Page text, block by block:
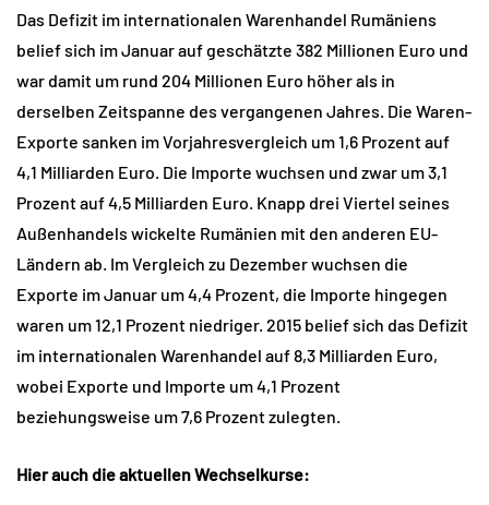
Das Defizit im internationalen Warenhandel Rumäniens
belief sich im Januar auf geschätzte 382 Millionen Euro und
war damit um rund 204 Millionen Euro höher als in
derselben Zeitspanne des vergangenen Jahres. Die Waren-
Exporte sanken im Vorjahresvergleich um 1,6 Prozent auf
4,1 Milliarden Euro. Die Importe wuchsen und zwar um 3,1
Prozent auf 4,5 Milliarden Euro. Knapp drei Viertel seines
Außenhandels wickelte Rumänien mit den anderen EU-
Ländern ab. Im Vergleich zu Dezember wuchsen die
Exporte im Januar um 4,4 Prozent, die Importe hingegen
waren um 12,1 Prozent niedriger. 2015 belief sich das Defizit
im internationalen Warenhandel auf 8,3 Milliarden Euro,
wobei Exporte und Importe um 4,1 Prozent
beziehungsweise um 7,6 Prozent zulegten.
Hier auch die aktuellen Wechselkurse: